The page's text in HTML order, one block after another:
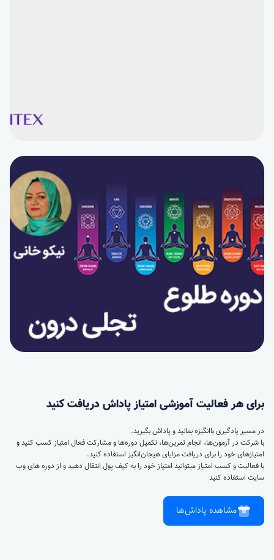
برای هر فعالیت آموزشی امتیاز پاداش دریافت کنید
در مسیر یادگیری باانگیزه بمانید و پاداش بگیرید.
با شرکت در آزمون‌ها، انجام تمرین‌ها، تکمیل دوره‌ها و مشارکت فعال امتیاز کسب کنید و
امتیازهای خود را برای دریافت مزایای هیجان‌انگیز استفاده کنید.
با فعالیت و کسب امتیاز میتوانید امتیاز خود را به کیف پول انتقال دهید و از دوره های وب
سایت استفاده کنید
مشاهده پاداش‌ها